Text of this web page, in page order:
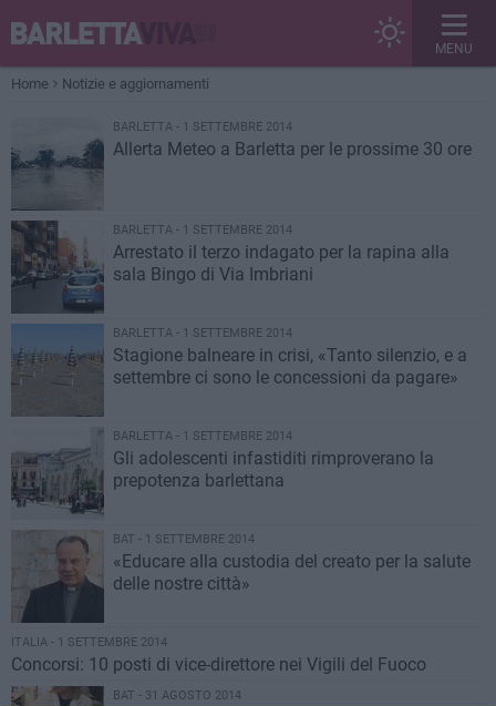
MENU
Home Notizie e aggiornamenti
BARLETTA - 1 SETTEMBRE 2014
Allerta Meteo a Barletta per le prossime 30 ore
BARLETTA - 1 SETTEMBRE 2014
Arrestato il terzo indagato per la rapina alla
sala Bingo di Via Imbriani
BARLETTA - 1 SETTEMBRE 2014
Stagione balneare in crisi, «Tanto silenzio, e a
settembre ci sono le concessioni da pagare»
BARLETTA - 1 SETTEMBRE 2014
Gli adolescenti infastiditi rimproverano la
prepotenza barlettana
BAT - 1 SETTEMBRE 2014
«Educare alla custodia del creato per la salute
delle nostre città»
ITALIA - 1 SETTEMBRE 2014
Concorsi: 10 posti di vice-direttore nei Vigili del Fuoco
BAT - 31 AGOSTO 2014